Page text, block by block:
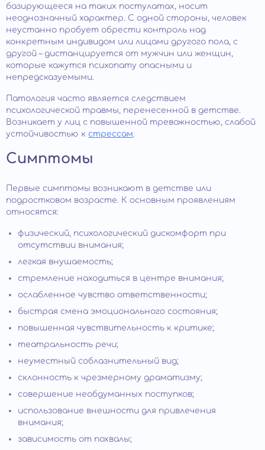
базирующееся на таких постулатах, носит
неоднозначный характер. С одной стороны, человек
неустанно пробует обрести контроль над
конкретным индивидом или лицами другого пола, с
другой – дистанцируется от мужчин или женщин,
которые кажутся психопату опасными и
непредсказуемыми.
Патология часто является следствием
психологической травмы, перенесенной в детстве.
Возникает у лиц с повышенной тревожностью, слабой
устойчивостью к стрессам.
Симптомы
Первые симптомы возникают в детстве или
подростковом возрасте. К основным проявлениям
относятся:
физический, психологический дискомфорт при
отсутствии внимания;
легкая внушаемость;
стремление находиться в центре внимания;
ослабленное чувство ответственности;
быстрая смена эмоционального состояния;
повышенная чувствительность к критике;
театральность речи;
неуместный соблазнительный вид;
склонность к чрезмерному драматизму;
совершение необдуманных поступков;
использование внешности для привлечения
внимания;
зависимость от похвалы;